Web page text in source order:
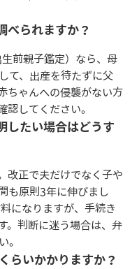
べられますか？
前親子鑑定）なら、母
て、出産を待たずに父
ちゃんへの侵襲がない方
認してください。
したい場合はどうす
改正で夫だけでなく子や
も原則3年に伸びまし
になりますが、手続き
。判断に迷う場合は、弁
。
らいかかりますか？